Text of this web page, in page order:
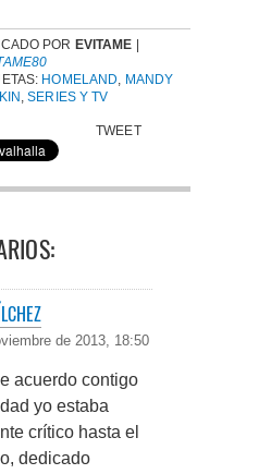
POR EVITAME
HOMELAND, MANDY
,SERIES Y TV
TWEET
de 2013, 18:50
acuerdo contigo
yo estaba
crítico hasta el
dedicado